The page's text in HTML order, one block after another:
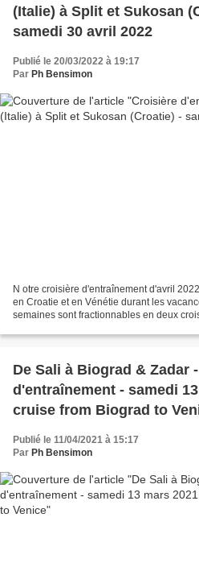
(Italie) à Split et Sukosan
samedi 30 avril 2022
Publié le 20/03/2022 à 19:17
Par Ph Bensimon
N otre croisière d'entraînement d'avril
en Croatie et en Vénétie durant les
semaines sont fractionnables en deux
De Sali à Biograd & Zadar
d'entraînement - samedi
cruise from Biograd to
Publié le 11/04/2021 à 15:17
Par Ph Bensimon